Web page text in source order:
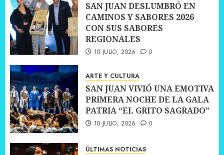
SAN JUAN DESLUMBRÓ EN
CAMINOS Y SABORES 2026
CON SUS SABORES
REGIONALES
10 JULIO, 2026 0
ARTE Y CULTURA
SAN JUAN VIVIÓ UNA EMOTIVA
PRIMERA NOCHE DE LA GALA
PATRIA “EL GRITO SAGRADO”
10 JULIO, 2026 0
ÚLTIMAS NOTICIAS